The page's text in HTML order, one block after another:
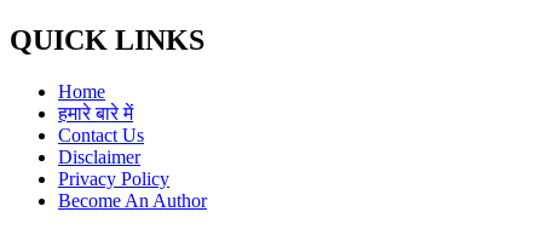
QUICK LINKS
Home
हमारे बारे में
Contact Us
Disclaimer
Privacy Policy
Become An Author